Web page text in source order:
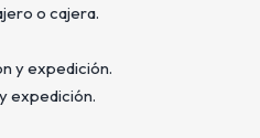
o cajera.
y expedición.
expedición.